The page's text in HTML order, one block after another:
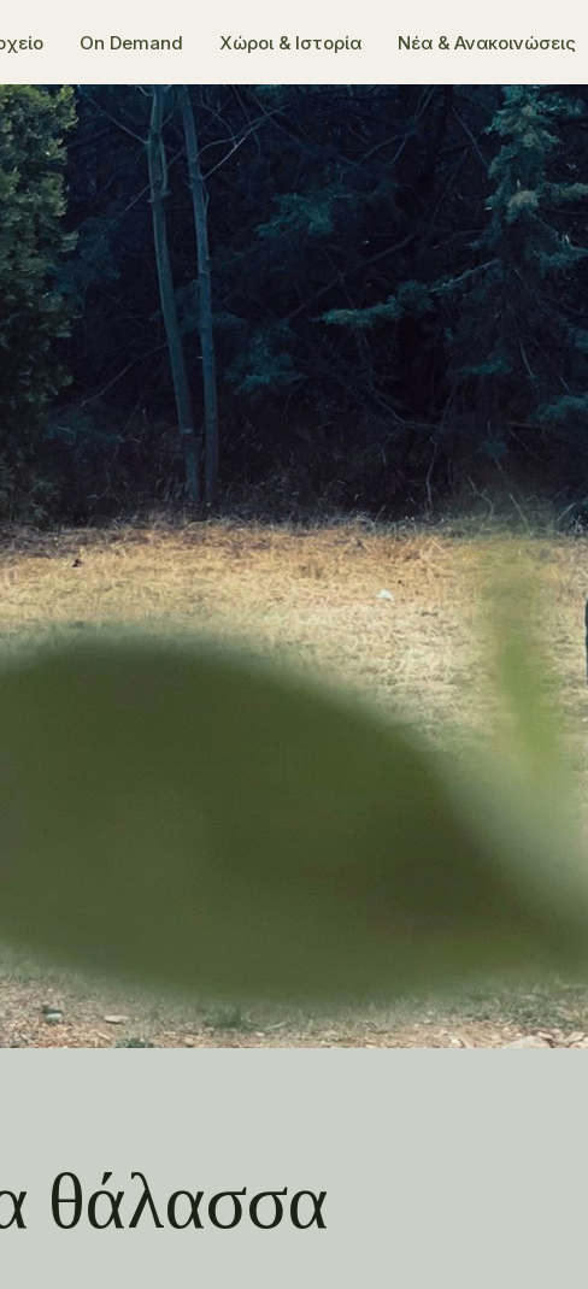
On Demand Χώροι & Ιστορία Νέα & Ανακοινώσεις
θάλασσα